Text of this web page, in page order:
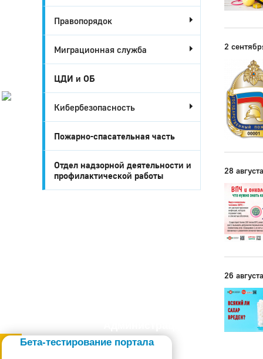
Глазов
Настоящее
Стратегия
Жителям
Бизнесу
Бета-тестирование портала
Правопорядок
Миграционная служба
ЦДИ и ОБ
Кибербезопасность
Пожарно-спасательная часть
Отдел надзорной деятельности и
профилактической работы
2
28
26